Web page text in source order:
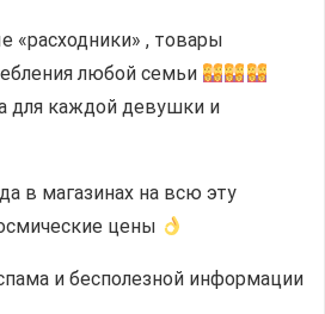
«расходники» , товары
любой семьи
для каждой девушки и
в магазинах на всю эту
цены
и бесполезной информации